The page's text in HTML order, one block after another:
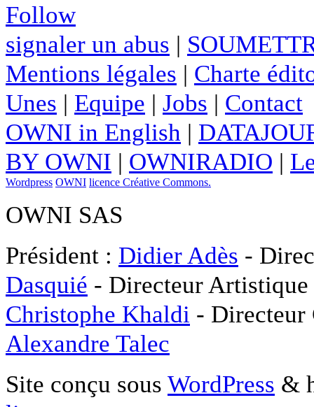
Follow
signaler un abus |
Mentions légales | Charte
Unes | Equipe | Jobs | Contact
OWNI in English |
BY OWNI | OWNIRADIO |
Wordpress OWNI licence Créative Commons.
OWNI SAS
Président : Didier Adès -
Dasquié - Directeur
Christophe Khaldi -
Alexandre Talec
Site conçu sous WordPress &